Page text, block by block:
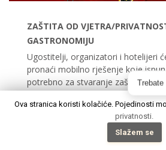
Ova stranica koristi kolačiće. Pojedinosti
privatnosti.
Slažem se